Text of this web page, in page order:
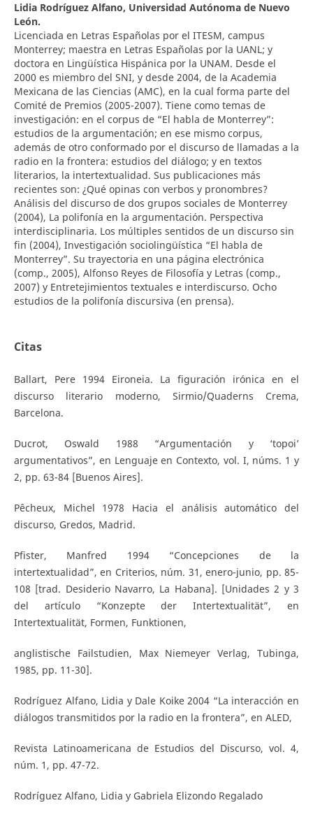
Lidia Rodríguez Alfano, Universidad Autónoma de Nuevo
León.
Licenciada en Letras Españolas por el ITESM, campus
Monterrey; maestra en Letras Españolas por la UANL; y
doctora en Lingüística Hispánica por la UNAM. Desde el
2000 es miembro del SNI, y desde 2004, de la Academia
Mexicana de las Ciencias (AMC), en la cual forma parte del
Comité de Premios (2005-2007). Tiene como temas de
investigación: en el corpus de “El habla de Monterrey”:
estudios de la argumentación; en ese mismo corpus,
además de otro conformado por el discurso de llamadas a la
radio en la frontera: estudios del diálogo; y en textos
literarios, la intertextualidad. Sus publicaciones más
recientes son: ¿Qué opinas con verbos y pronombres?
Análisis del discurso de dos grupos sociales de Monterrey
(2004), La polifonía en la argumentación. Perspectiva
interdisciplinaria. Los múltiples sentidos de un discurso sin
fin (2004), Investigación sociolingüística “El habla de
Monterrey”. Su trayectoria en una página electrónica
(comp., 2005), Alfonso Reyes de Filosofía y Letras (comp.,
2007) y Entretejimientos textuales e interdiscurso. Ocho
estudios de la polifonía discursiva (en prensa).
Citas
Ballart, Pere 1994 Eironeia. La figuración irónica en el
discurso literario moderno, Sirmio/Quaderns Crema,
Barcelona.
Ducrot, Oswald 1988 “Argumentación y ‘topoi’
argumentativos”, en Lenguaje en Contexto, vol. I, núms. 1 y
2, pp. 63-84 [Buenos Aires].
Pêcheux, Michel 1978 Hacia el análisis automático del
discurso, Gredos, Madrid.
Pfister, Manfred 1994 “Concepciones de la
intertextualidad”, en Criterios, núm. 31, enero-junio, pp. 85-
108 [trad. Desiderio Navarro, La Habana]. [Unidades 2 y 3
del artículo “Konzepte der Intertextualität”, en
Intertextualität, Formen, Funktionen,
anglistische Failstudien, Max Niemeyer Verlag, Tubinga,
1985, pp. 11-30].
Rodríguez Alfano, Lidia y Dale Koike 2004 “La interacción en
diálogos transmitidos por la radio en la frontera”, en ALED,
Revista Latinoamericana de Estudios del Discurso, vol. 4,
núm. 1, pp. 47-72.
Rodríguez Alfano, Lidia y Gabriela Elizondo Regalado